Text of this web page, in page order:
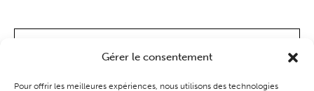
Gérer le consentement
Pour offrir les meilleures expériences, nous utilisons des technologies